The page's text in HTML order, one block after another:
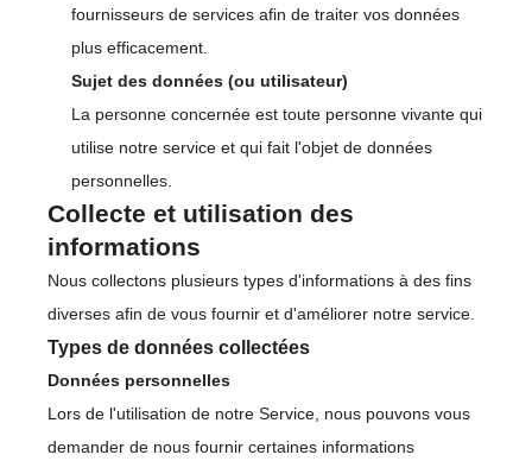
fournisseurs de services afin de traiter vos données
plus efficacement.
Sujet des données (ou utilisateur)
La personne concernée est toute personne vivante qui
utilise notre service et qui fait l'objet de données
personnelles.
Collecte et utilisation des
informations
Nous collectons plusieurs types d'informations à des fins
diverses afin de vous fournir et d'améliorer notre service.
Types de données collectées
Données personnelles
Lors de l'utilisation de notre Service, nous pouvons vous
demander de nous fournir certaines informations